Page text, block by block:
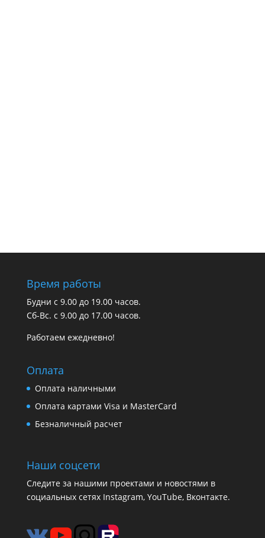
Время работы
Будни с 9.00 до 19.00 часов.
Сб-Вс. с 9.00 до 17.00 часов.
Работаем ежедневно!
Оплата
Оплата наличными
Оплата картами Visa и MasterCard
Безналичный расчет
Наши соцсети
Следите за нашими проектами и новостями в
социальных сетях Instagram, YouTube, Вконтакте.